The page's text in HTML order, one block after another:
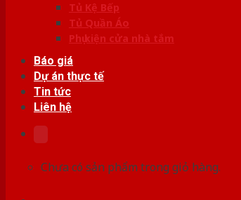
Tủ Kệ Bếp
Tủ Quần Áo
Phụ kiện cửa nhà tắm
Báo giá
Dự án thực tế
Tin tức
Liên hệ
Chưa có sản phẩm trong giỏ hàng.